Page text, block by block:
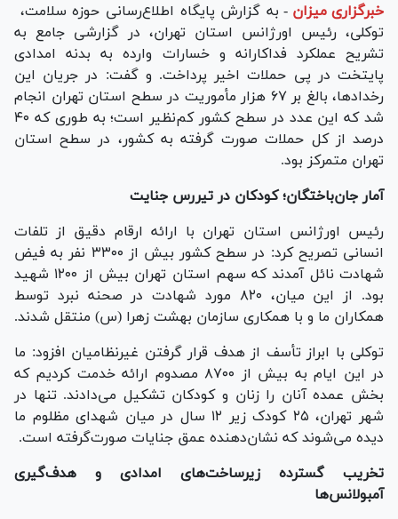
خبرگزاری میزان - به گزارش پایگاه اطلاع‌رسانی حوزه سلامت،
توکلی، رئیس اورژانس استان تهران، در گزارشی جامع به
تشریح عملکرد فداکارانه و خسارات وارده به بدنه امدادی
پایتخت در پی حملات اخیر پرداخت. و گفت: در جریان این
رخدادها، بالغ بر ۶۷ هزار مأموریت در سطح استان تهران انجام
شد که این عدد در سطح کشور کم‌نظیر است؛ به طوری که ۴۰
درصد از کل حملات صورت گرفته به کشور، در سطح استان
تهران متمرکز بود.
آمار جان‌باختگان؛ کودکان در تیررس جنایت
رئیس اورژانس استان تهران با ارائه ارقام دقیق از تلفات
انسانی تصریح کرد: در سطح کشور بیش از ۳۳۰۰ نفر به فیض
شهادت نائل آمدند که سهم استان تهران بیش از ۱۲۰۰ شهید
بود. از این میان، ۸۲۰ مورد شهادت در صحنه نبرد توسط
همکاران ما و با همکاری سازمان بهشت زهرا (س) منتقل شدند.
توکلی با ابراز تأسف از هدف قرار گرفتن غیرنظامیان افزود: ما
در این ایام به بیش از ۸۷۰۰ مصدوم ارائه خدمت کردیم که
بخش عمده آنان را زنان و کودکان تشکیل می‌دادند. تنها در
شهر تهران، ۲۵ کودک زیر ۱۲ سال در میان شهدای مظلوم ما
دیده می‌شوند که نشان‌دهنده عمق جنایات صورت‌گرفته است.
تخریب گسترده زیرساخت‌های امدادی و هدف‌گیری
آمبولانس‌ها